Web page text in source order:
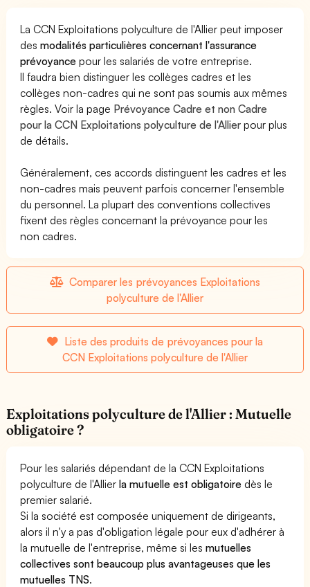
La CCN Exploitations polyculture de l'Allier peut imposer
desmodalités particulières concernant l'assurance
prévoyance pour les salariés de votre entreprise.
Il faudra bien distinguer les collèges cadres et les
collèges non-cadres qui ne sont pas soumis aux mêmes
règles. Voir la page Prévoyance Cadre et non Cadre
pour la CCN Exploitations polyculture de l'Allier pour plus
de détails.
Généralement, ces accords distinguent les cadres et les
non-cadres mais peuvent parfois concerner l'ensemble
du personnel. La plupart des conventions collectives
fixent des règles concernant la prévoyance pour les
non cadres.
Comparer les prévoyances Exploitations
polyculture de l'Allier
Liste des produits de prévoyances pour la
CCN Exploitations polyculture de l'Allier
Exploitations polyculture de l'Allier : Mutuelle
obligatoire ?
Pour les salariés dépendant de la CCN Exploitations
polyculture de l'Allierla mutuelle est obligatoire dès le
premier salarié.
Si la société est composée uniquement de dirigeants,
alors il n'y a pas d'obligation légale pour eux d'adhérer à
la mutuelle de l'entreprise, même si lesmutuelles
collectives sont beaucoup plus avantageuses que les
mutuelles TNS.